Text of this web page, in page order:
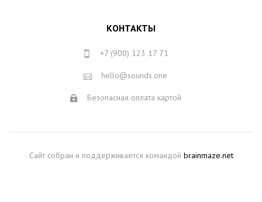
КОНТАКТЫ
+7 (900) 123 17 71
hello@sounds.one
Безопасная оплата картой
Сайт собран и поддерживается командой brainmaze.net